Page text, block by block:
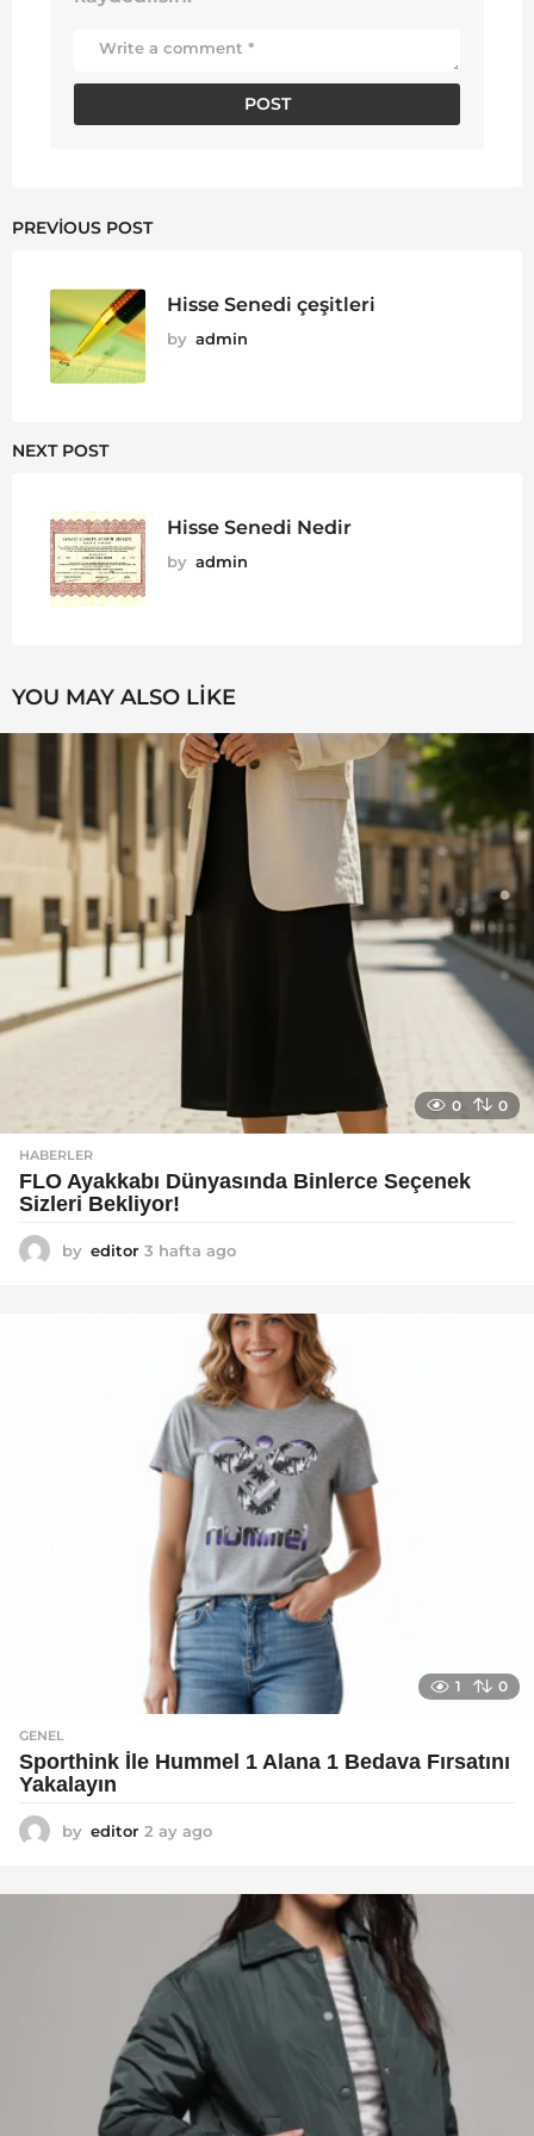
PREVIOUS POST
Hisse Senedi çeşitleri
by admin
NEXT POST
Hisse Senedi Nedir
by admin
YOU MAY ALSO LIKE
0 0
HABERLER
FLO Ayakkabı Dünyasında Binlerce Seçenek
Sizleri Bekliyor!
by editor 3 hafta ago
a
g
o
1 0
GENEL
Sporthink İle Hummel 1 Alana 1 Bedava Fırsatını
Yakalayın
by editor 2 ay ago
a
g
o